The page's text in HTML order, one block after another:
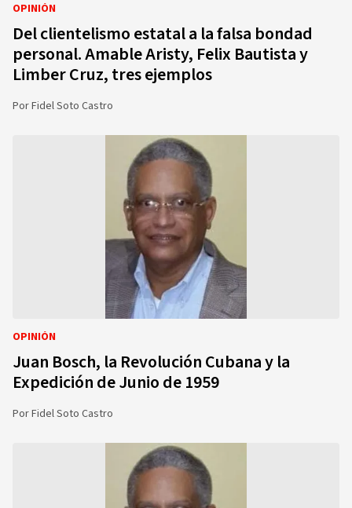
OPINIÓN
Del clientelismo estatal a la falsa bondad
personal. Amable Aristy, Felix Bautista y
Limber Cruz, tres ejemplos
PorFidel Soto Castro
OPINIÓN
Juan Bosch, la Revolución Cubana y la
Expedición de Junio de 1959
PorFidel Soto Castro